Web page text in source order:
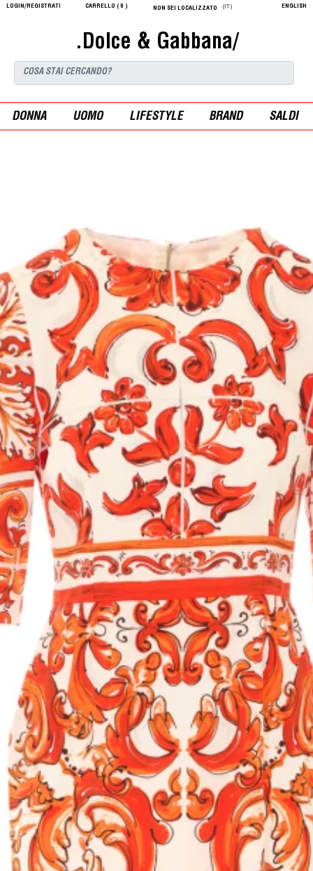
LOGIN/REGISTRATI CARRELLO ( 0 ) NON SEI LOCALIZZATO (IT) ENGLISH
.Dolce & Gabbana/
DONNA UOMO LIFESTYLE BRAND SALDI